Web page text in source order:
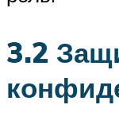
3.2